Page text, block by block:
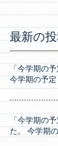
最新の
「今学期の
今学期の予
「今学期の
た。 今学期